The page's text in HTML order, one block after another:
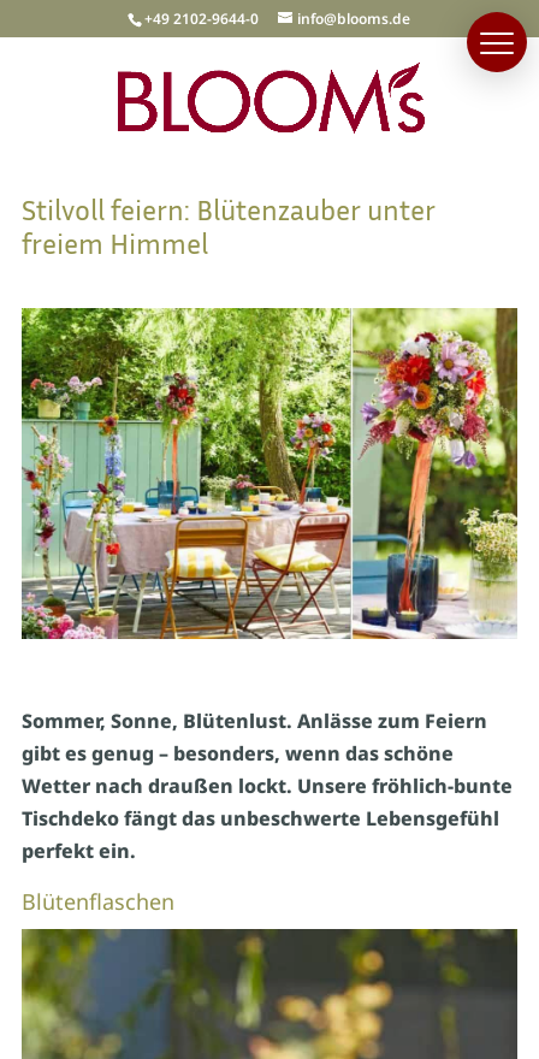
+49 2102-9644-0 info@blooms.de
Stilvoll feiern: Blütenzauber unter
freiem Himmel
Sommer, Sonne, Blütenlust. Anlässe zum Feiern
gibt esgenug – besonders, wenn das schöne
Wetter nach draußen lockt. Unsere fröhlich-bunte
Tischdeko fängtdas unbeschwerte Lebensgefühl
perfekt ein.
Blütenflaschen